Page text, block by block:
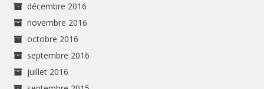
décembre 2016
novembre 2016
octobre 2016
septembre 2016
juillet 2016